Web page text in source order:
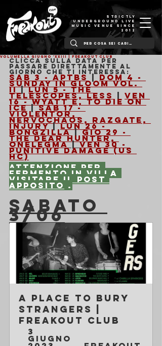
STRICTLY
UNDERGROUND LIVE
MUSIC VENUE SINCE
2012
VOLUMELLA GIUGNO 'XXIII | Freakout Club
Clicca sulla data per
passare direttamente al
giorno che ti interessa:
Sab 3 - APTBS | Dom 4 -
Sunday in Gloom vol.
II | Lun 5 - The
Telescopes, Less Ven
16 - Wyatt E, To Die on
Ice | Sab 17 -
Violentor,
NervoChaos, Razgate,
Injury | Lun 26 -
Bongzilla | Gio 29 -
The Dear Hunter,
OneLegMa | Ven 30 -
Punitive Damage (US
HC)
Attenzione per
Fermento in Villa
visitare il post
apposito .
SABATO
3/06
A Place to Bury
Strangers |
Freakout Club
3
giugno